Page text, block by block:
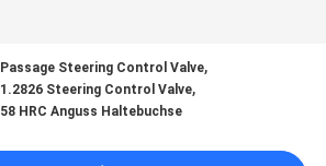
Passage Steering Control Valve,
1.2826 Steering Control Valve,
58 HRC Anguss Haltebuchse